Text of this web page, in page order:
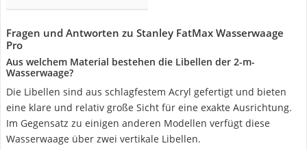
Fragen und Antworten zu Stanley FatMax Wasserwaage
Pro
Aus welchem Material bestehen die Libellen der 2-m-
Wasserwaage?
Die Libellen sind aus schlagfestem Acryl gefertigt und bieten
eine klare und relativ große Sicht für eine exakte Ausrichtung.
Im Gegensatz zu einigen anderen Modellen verfügt diese
Wasserwaage über zwei vertikale Libellen.